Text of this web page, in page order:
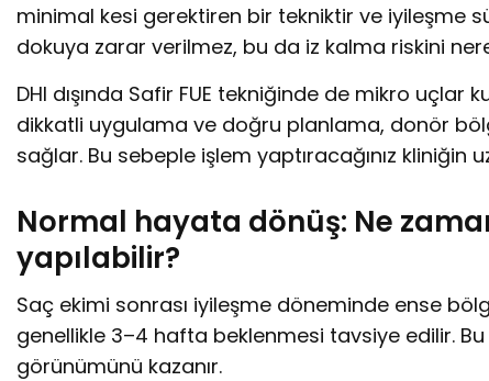
minimal kesi gerektiren bir tekniktir ve iyileşme
dokuya zarar verilmez, bu da iz kalma riskini
DHI dışında Safir FUE tekniğinde de mikro uçlar
dikkatli uygulama ve doğru planlama, donör
sağlar. Bu sebeple işlem yaptıracağınız kliniğin
Normal hayata dönüş: Ne
yapılabilir?
Saç ekimi sonrası iyileşme döneminde ense
genellikle 3–4 hafta beklenmesi tavsiye edilir.
görünümünü kazanır.